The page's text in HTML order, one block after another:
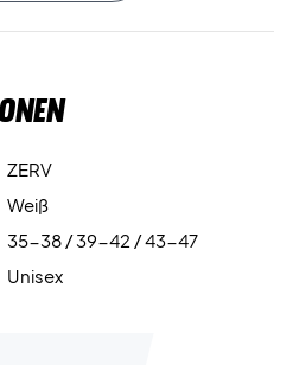
einfaches Design und
und ähnlichem!
Logo
ZERV
Weiß
35-38 / 39-42 / 43-47
Unisex